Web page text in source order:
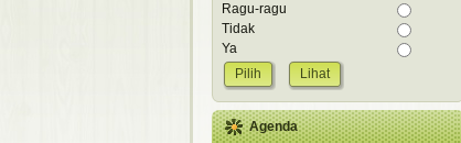
Ragu-ragu
Tidak
Ya
Lihat
Agenda